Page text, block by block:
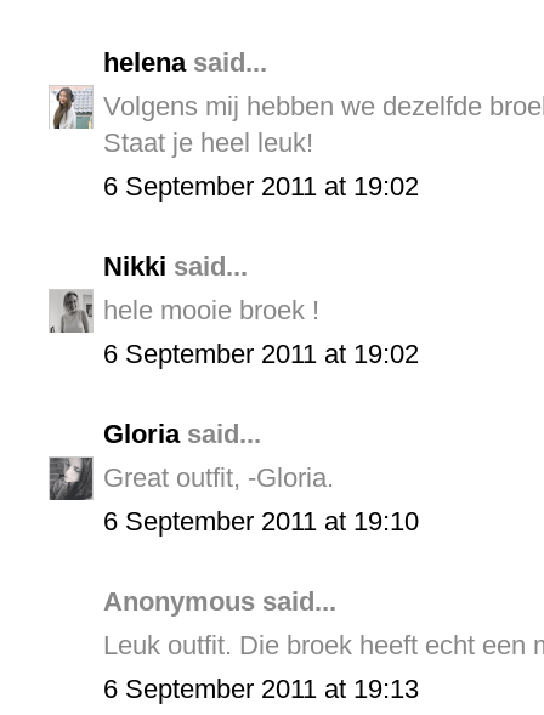
helenasaid...
Volgens mij hebben we dezelfde
Staat je heel leuk!
6 September 2011 at 19:02
Nikki said...
hele mooie broek !
6 September 2011 at 19:02
Gloriasaid...
Great outfit, -Gloria.
6 September 2011 at 19:10
Anonymous said...
Leuk outfit. Die broek heeft echt een
6 September 2011 at 19:13